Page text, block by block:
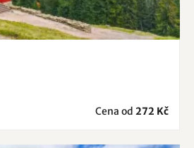
Cena od 272 Kč